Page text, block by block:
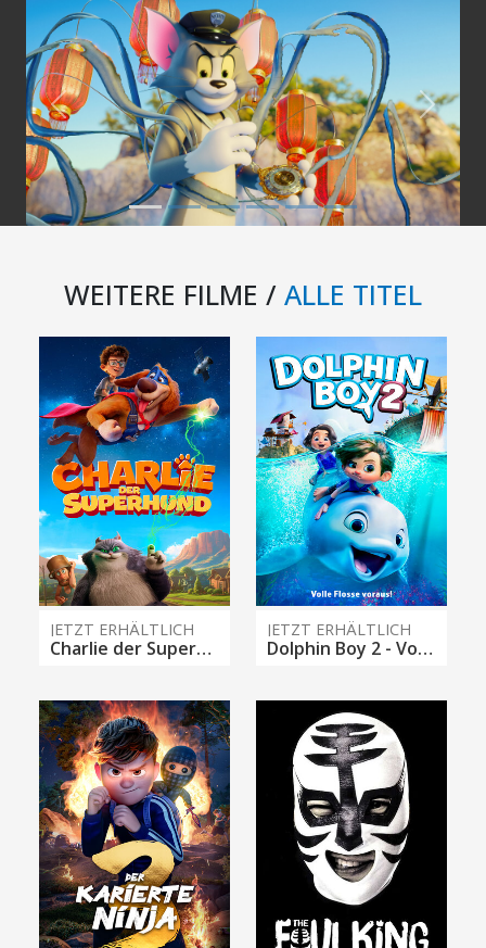
Previous Next
WEITERE FILME / ALLE TITEL
JETZT ERHÄLTLICH
Charlie der Superhund
JETZT ERHÄLTLICH
Dolphin Boy 2 - Volle Flosse voraus!